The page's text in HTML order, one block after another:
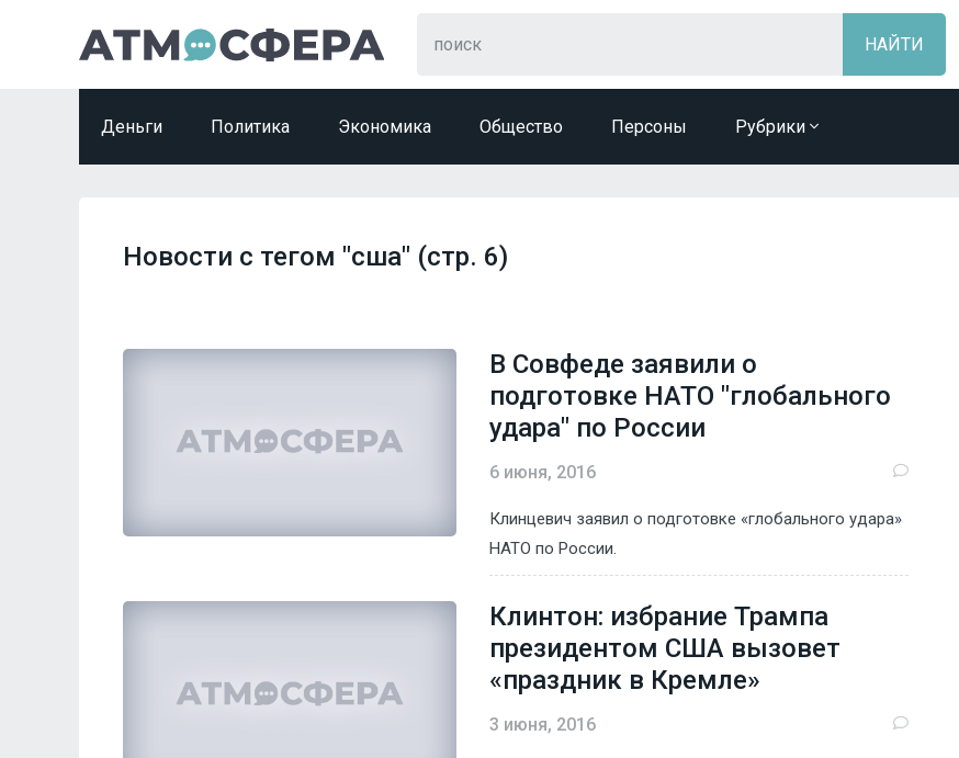
Деньги Политика Экономика Общество Персоны Рубрики
Новости с тегом "сша" (стр. 6)
В Совфеде заявили о
подготовке НАТО "глобального
удара" по России
6 июня, 2016
Клинцевич заявил о подготовке «глобального удара»
НАТО по России.
Клинтон: избрание Трампа
президентом США вызовет
«праздник в Кремле»
3 июня, 2016